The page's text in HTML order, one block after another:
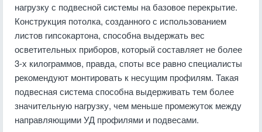
нагрузку с подвесной системы на базовое перекрытие.
Конструкция потолка, созданного с использованием
листов гипсокартона, способна выдержать вес
осветительных приборов, который составляет не более
3-х килограммов, правда, споты все равно специалисты
рекомендуют монтировать к несущим профилям. Такая
подвесная система способна выдерживать тем более
значительную нагрузку, чем меньше промежуток между
направляющими УД профилями и подвесами.